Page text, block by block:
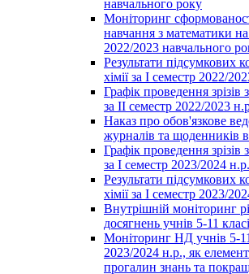
навчального року
Моніторинг
навчання з математики на
2022/2023 навчального
Результати підсумкових
хімії за І семестр 2022/
Графік проведення зрізів
за ІІ семестр 2022/2023
Наказ про обов'язкове
журналів та щоденників
Графік проведення зрізів
за І семестр 2023/2024 н.р.
Результати підсумкових
хімії за І семестр 2023/
Внутрішній моніторинг
досягнень учнів 5-11
Моніторинг НД учнів 5-11
2023/2024 н.р., як
прогалин знань та